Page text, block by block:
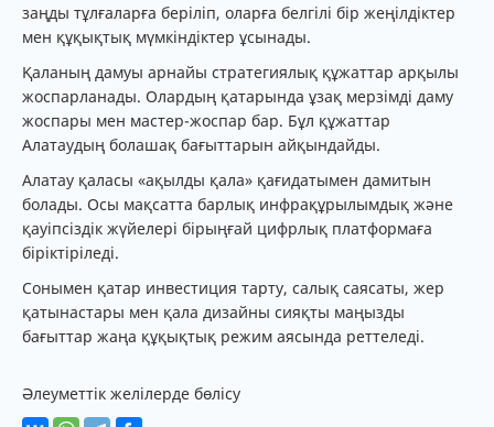
заңды тұлғаларға беріліп, оларға белгілі бір жеңілдіктер
мен құқықтық мүмкіндіктер ұсынады.
Қаланың дамуы арнайы стратегиялық құжаттар арқылы
жоспарланады. Олардың қатарында ұзақ мерзімді даму
жоспары мен мастер-жоспар бар. Бұл құжаттар
Алатаудың болашақ бағыттарын айқындайды.
Алатау қаласы «ақылды қала» қағидатымен дамитын
болады. Осы мақсатта барлық инфрақұрылымдық және
қауіпсіздік жүйелері бірыңғай цифрлық платформаға
біріктіріледі.
Сонымен қатар инвестиция тарту, салық саясаты, жер
қатынастары мен қала дизайны сияқты маңызды
бағыттар жаңа құқықтық режим аясында реттеледі.
Әлеуметтік желілерде бөлісу